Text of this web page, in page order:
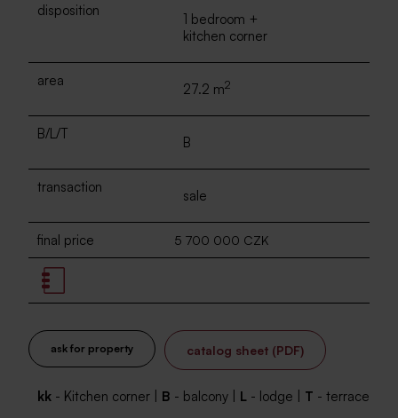
disposition
1 bedroom +
kitchen corner
area
27.2 m2
B/L/T
B
transaction
sale
final price 5 700 000 CZK
ask for property catalog sheet (PDF)
kk - Kitchen corner | B - balcony | L - lodge | T - terrace